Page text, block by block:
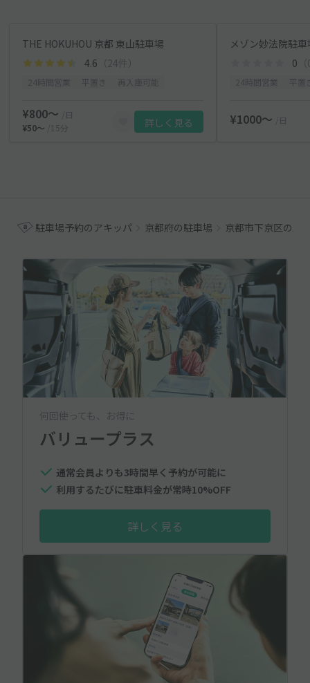
THE HOKUHOU 京都 東山駐車場
4.6 （24件）
¥800〜
/日
¥50〜
/15分 詳しく見る
メゾン妙法院駐
0
¥1000〜 /日
駐車場予約のアキッパ 京都府の駐車場 京都市下京区の駐
何回使っても、お得に
バリュープラス
通常会員よりも3時間早く予約が可能に
利用するたびに駐車料金が常時10%OFF
詳しく見る